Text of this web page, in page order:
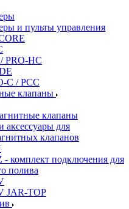
и пульты управления
PRO-HC
C / PCC
клапаны
клапаны
аксессуары для
клапанов
- комплект подключения для
полива
JAR-TOP